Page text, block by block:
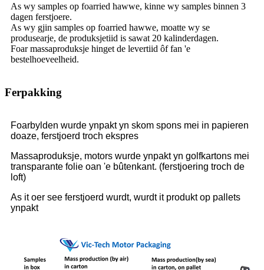
As wy samples op foarried hawwe, kinne wy ​​samples binnen 3
dagen ferstjoere.
As wy gjin samples op foarried hawwe, moatte wy se
produsearje, de produksjetiid is sawat 20 kalinderdagen.
Foar massaproduksje hinget de levertiid ôf fan 'e
bestelhoeveelheid.
Ferpakking
Foarbylden wurde ynpakt yn skom spons mei in papieren
doaze, ferstjoerd troch ekspres
Massaproduksje, motors wurde ynpakt yn golfkartons mei
transparante folie oan 'e bûtenkant. (ferstjoering troch de
loft)
As it oer see ferstjoerd wurdt, wurdt it produkt op pallets
ynpakt